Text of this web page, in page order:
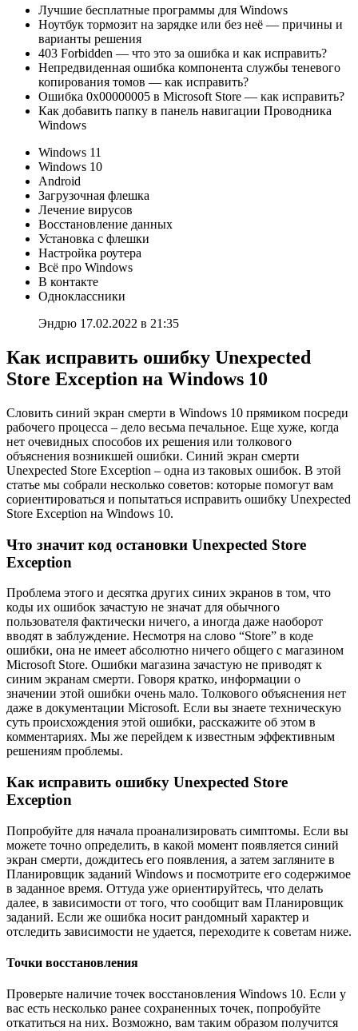
Лучшие бесплатные программы для Windows
Ноутбук тормозит на зарядке или без неё — причины и
варианты решения
403 Forbidden — что это за ошибка и как исправить?
Непредвиденная ошибка компонента службы теневого
копирования томов — как исправить?
Ошибка 0x00000005 в Microsoft Store — как исправить?
Как добавить папку в панель навигации Проводника
Windows
Windows 11
Windows 10
Android
Загрузочная флешка
Лечение вирусов
Восстановление данных
Установка с флешки
Настройка роутера
Всё про Windows
В контакте
Одноклассники
Эндрю 17.02.2022 в 21:35
Как исправить ошибку Unexpected
Store Exception на Windows 10
Словить синий экран смерти в Windows 10 прямиком посреди
рабочего процесса – дело весьма печальное. Еще хуже, когда
нет очевидных способов их решения или толкового
объяснения возникшей ошибки. Синий экран смерти
Unexpected Store Exception – одна из таковых ошибок. В этой
статье мы собрали несколько советов: которые помогут вам
сориентироваться и попытаться исправить ошибку Unexpected
Store Exception на Windows 10.
Что значит код остановки Unexpected Store
Exception
Проблема этого и десятка других синих экранов в том, что
коды их ошибок зачастую не значат для обычного
пользователя фактически ничего, а иногда даже наоборот
вводят в заблуждение. Несмотря на слово “Store” в коде
ошибки, она не имеет абсолютно ничего общего с магазином
Microsoft Store. Ошибки магазина зачастую не приводят к
синим экранам смерти. Говоря кратко, информации о
значении этой ошибки очень мало. Толкового объяснения нет
даже в документации Microsoft. Если вы знаете техническую
суть происхождения этой ошибки, расскажите об этом в
комментариях. Мы же перейдем к известным эффективным
решениям проблемы.
Как исправить ошибку Unexpected Store
Exception
Попробуйте для начала проанализировать симптомы. Если вы
можете точно определить, в какой момент появляется синий
экран смерти, дождитесь его появления, а затем загляните в
Планировщик заданий Windows и посмотрите его содержимое
в заданное время. Оттуда уже ориентируйтесь, что делать
далее, в зависимости от того, что сообщит вам Планировщик
заданий. Если же ошибка носит рандомный характер и
отследить зависимости не удается, переходите к советам ниже.
Точки восстановления
Проверьте наличие точек восстановления Windows 10. Если у
вас есть несколько ранее сохраненных точек, попробуйте
откатиться на них. Возможно, вам таким образом получится